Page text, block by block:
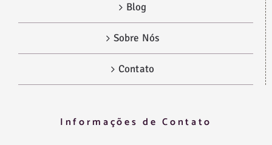
Blog
Sobre Nós
Contato
Informações de Contato